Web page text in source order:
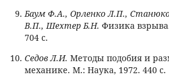
Баум Ф.А., Орленко Л.П.,
В.П., Шехтер Б.Н. Физика
704 с.
Седов Л.И. Методы подобия и
механике. М.: Наука, 1972. 440 с.